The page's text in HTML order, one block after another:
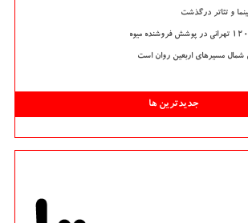
و تئاتر درگذشت
شمال مسیرهای اربعین روان است
جدیدترین ها